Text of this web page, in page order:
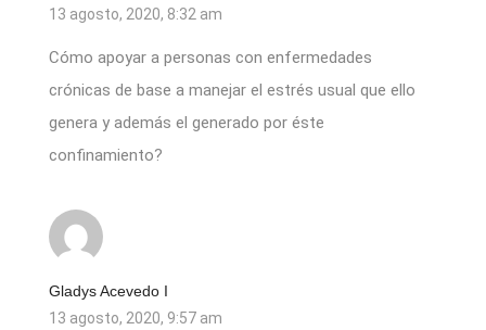
13 agosto, 2020, 8:32 am
Cómo apoyar a personas con enfermedades
crónicas de base a manejar el estrés usual que ello
genera y además el generado por éste
confinamiento?
Gladys Acevedo I
13 agosto, 2020, 9:57 am